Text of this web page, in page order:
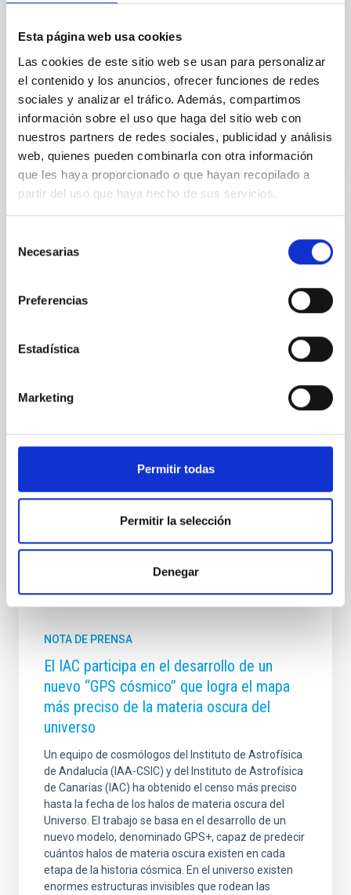
Esta página web usa cookies
Las cookies de este sitio web se usan para personalizar
el contenido y los anuncios, ofrecer funciones de redes
sociales y analizar el tráfico. Además, compartimos
información sobre el uso que haga del sitio web con
nuestros partners de redes sociales, publicidad y análisis
web, quienes pueden combinarla con otra información
que les haya proporcionado o que hayan recopilado a
partir del uso que haya hecho de sus servicios.
Necesarias
Preferencias
Estadística
Marketing
Permitir todas
Permitir la selección
Denegar
embargo, a su alrededor orbitan decenas de galaxias
mucho más pequeñas, compañeras enanas que
albergan miles de
Fecha de publicación 05/08/2026 - 17:33:40
El MCC acerca la ciencia accesible con la
El Museo de Ciencia y el Cosmos (MCC),
escenario de una experiencia astronómica accesible.
conferencia " Los sonidos de las estrellas", una
astronomía para acercar el cosmos a través del oído.
MCC y el Instituto de Astrofísica de Canarias (IAC)
Fecha de publicación 24/02/2026 - 13:26:31
NOTA DE PRENSA
El IAC participa en el desarrollo de un
nuevo “GPS cósmico” que logra el mapa
más preciso de la materia oscura del
universo
Un equipo de cosmólogos del Instituto de Astrofísica
de Andalucía (IAA-CSIC) y del Instituto de Astrofísica
de Canarias (IAC) ha obtenido el censo más preciso
hasta la fecha de los halos de materia oscura del
Universo. El trabajo se basa en el desarrollo de un
nuevo modelo, denominado GPS+, capaz de predecir
cuántos halos de materia oscura existen en cada
etapa de la historia cósmica. En el universo existen
enormes estructuras invisibles que rodean las